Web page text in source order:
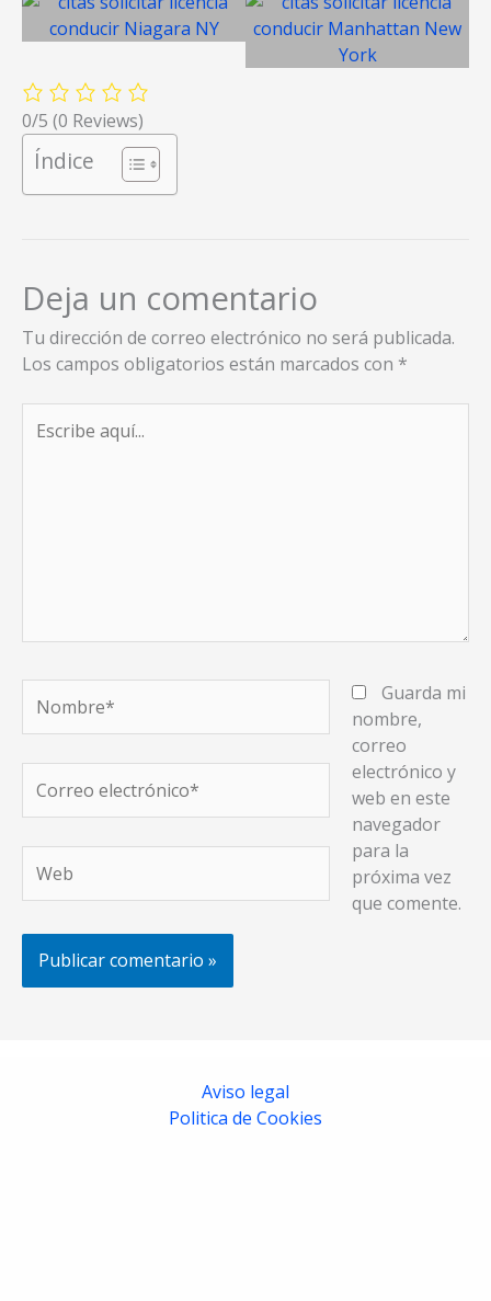
0/5 (0 Reviews)
Índice
Deja un comentario
Tu dirección de correo electrónico no será publicada.
Los campos obligatorios están marcados con *
aquí...
electrónico*
Guarda mi
nombre,
correo
electrónico y
web en este
navegador
para la
próxima vez
que comente.
Aviso legal
Politica de Cookies